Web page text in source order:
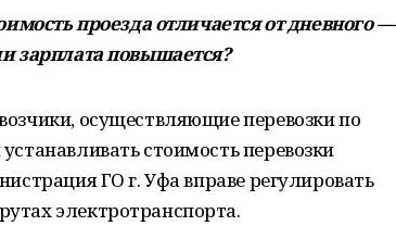
проезда отличается от дневного —
зарплата повышается?
осуществляющие перевозки по
стоимость перевозки
ГО г. Уфа вправе регулировать
электротранспорта.